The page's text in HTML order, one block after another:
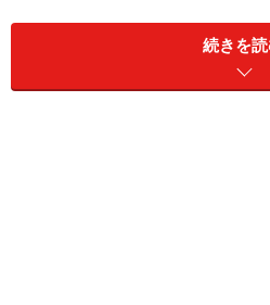
もちろん、もうお目当てのゲ
いんですが、どれを遊ぼう、
ゃると思うんですね。そんな
続きを